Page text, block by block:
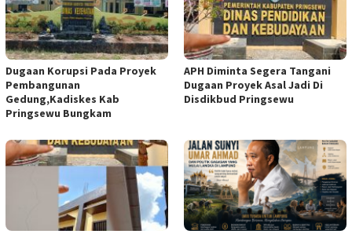
Dugaan Korupsi Pada Proyek
Pembangunan
Gedung,Kadiskes Kab
Pringsewu Bungkam
APH Diminta Segera Tangani
Dugaan Proyek Asal Jadi Di
Disdikbud Pringsewu